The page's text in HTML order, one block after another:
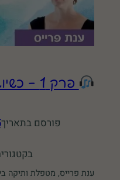
פרק 1 – כשיוגה הופכת לטיפול
פורסם בתאריך
ענת פרייס, מטפלת ותיקה